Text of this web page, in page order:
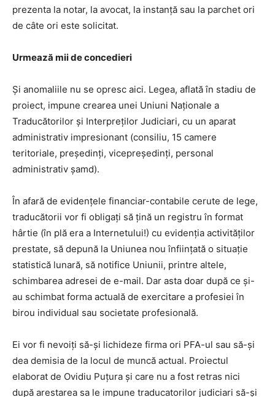
prezenta la notar, la avocat, la instanță sau la parchet ori
de câte ori este solicitat.
Urmează mii de concedieri
Şi anomaliile nu se opresc aici. Legea, aflată în stadiu de
proiect, impune crearea unei Uniuni Naționale a
Traducătorilor și Interpreților Judiciari, cu un aparat
administrativ impresionant (consiliu, 15 camere
teritoriale, președinți, vicepreședinți, personal
administrativ şamd).
În afară de evidențele financiar-contabile cerute de lege,
traducătorii vor fi obligați să țină un registru în format
hârtie (în plă era a Internetului!) cu evidenția activităților
prestate, să depună la Uniunea nou înființată o situație
statistică lunară, să notifice Uniunii, printre altele,
schimbarea adresei de e-mail. Dar asta doar după ce și-
au schimbat forma actuală de exercitare a profesiei în
birou individual sau societate profesională.
Ei vor fi nevoiţi să-şi lichideze firma ori PFA-ul sau să-și
dea demisia de la locul de muncă actual. Proiectul
elaborat de Ovidiu Puţura şi care nu a fost retras nici
după arestarea sa le impune traducatorilor judiciari să-și